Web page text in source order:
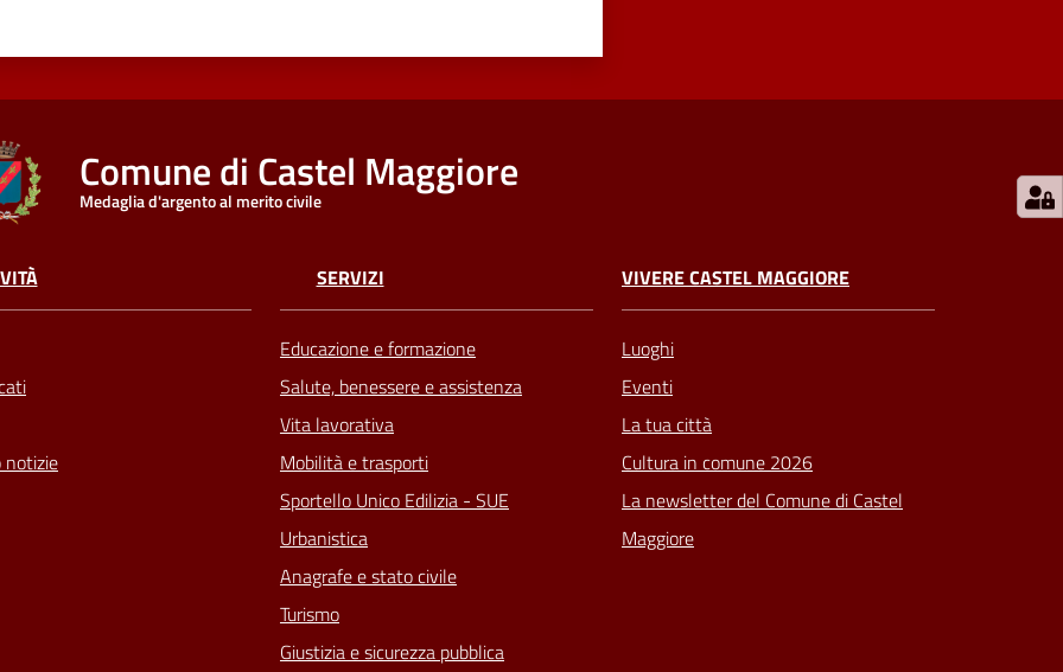
Comune di Castel Maggiore
Medaglia d'argento al merito civile
notizie
SERVIZI
Educazione e formazione
Salute, benessere e assistenza
Vita lavorativa
Mobilità e trasporti
Sportello Unico Edilizia - SUE
Urbanistica
Anagrafe e stato civile
Turismo
Giustizia e sicurezza pubblica
VIVERE CASTEL MAGGIORE
Luoghi
Eventi
La tua città
Cultura in comune 2026
La newsletter del Comune di Castel
Maggiore